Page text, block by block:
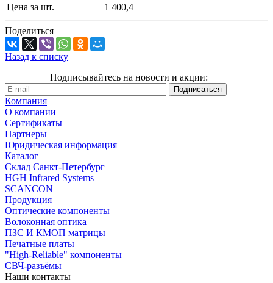
Цена за шт.
1 400,4
Поделиться
Назад к списку
Подписывайтесь на новости и акции:
Компания
О компании
Сертификаты
Партнеры
Юридическая информация
Каталог
Cклад Санкт-Петербург
HGH Infrared Systems
SCANCON
Продукция
Оптические компоненты
Волоконная оптика
ПЗС И КМОП матрицы
Печатные платы
"High-Reliable" компоненты
СВЧ-разъёмы
Наши контакты